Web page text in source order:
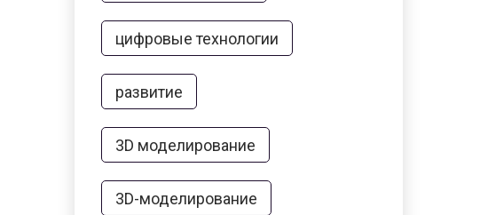
цифровые технологии
развитие
3D моделирование
3D-моделирование